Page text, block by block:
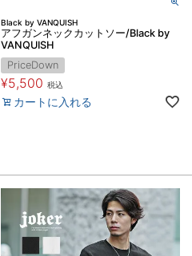
Black by VANQUISH
アフガンネックカットソー/Black by
VANQUISH
PriceDown
¥5,500 税込
カートに入れる